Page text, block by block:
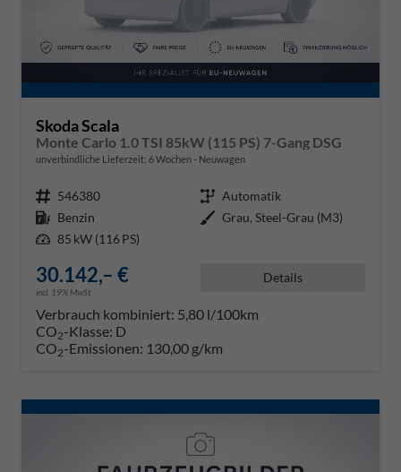
Skoda Scala
Monte Carlo 1.0 TSI 85kW (115 PS) 7-Gang DSG
unverbindliche Lieferzeit: 6 Wochen Neuwagen
Fahrzeugnr. 546380 Getriebe Automatik
Kraftstoff Benzin Außenfarbe Grau, Steel-Grau (M3)
Leistung 85 kW (116 PS)
30.142,– €
incl. 19% MwSt.
Details
Verbrauch kombiniert: 5,80 l/100km
CO2-Klasse: D
CO2-Emissionen: 130,00 g/km